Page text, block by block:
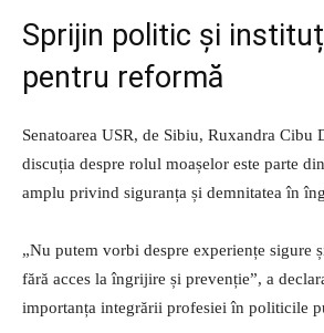
Sprijin politic și
pentru reformă
Senatoarea USR, de Sibiu, Ruxandra Cibu
discuția despre rolul moașelor este parte
amplu privind siguranța și demnitatea în
„Nu putem vorbi despre experiențe sigure
fără acces la îngrijire și prevenție”, a
importanța integrării profesiei în politicile